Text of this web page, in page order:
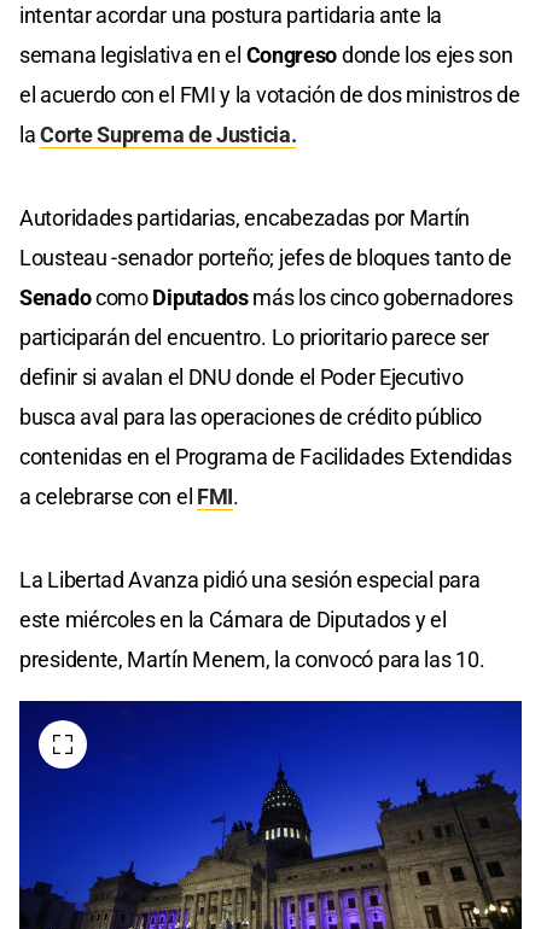
intentar acordar una postura partidaria ante la
semana legislativa en el Congresodonde los ejes son
el acuerdo con el FMI y la votación de dos ministros de
laCorte Suprema de Justicia.
Autoridades partidarias, encabezadas por Martín
Lousteau -senador porteño; jefes de bloques tanto de
SenadocomoDiputadosmás los cinco gobernadores
participarán del encuentro. Lo prioritario parece ser
definir si avalan el DNU donde el Poder Ejecutivo
busca aval para las operaciones de crédito público
contenidas en el Programa de Facilidades Extendidas
a celebrarse con el FMI.
La Libertad Avanza pidió una sesión especial para
este miércoles en la Cámara de Diputados y el
presidente, Martín Menem, la convocó para las 10.